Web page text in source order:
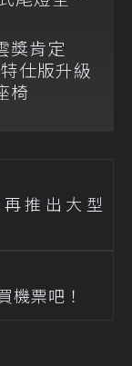
獎肯定
仕版升級
椅
推出大型
機票吧！